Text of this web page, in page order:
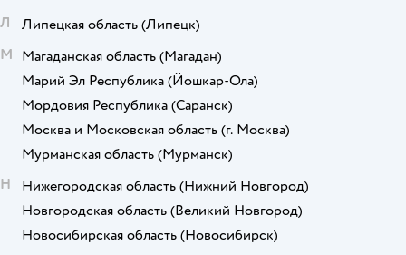
Л
Липецкая область (Липецк)
М Магаданская область (Магадан)
Марий Эл Республика (Йошкар-Ола)
Мордовия Республика (Саранск)
Москва и Московская область (г. Москва)
Мурманская область (Мурманск)
Н
Нижегородская область (Нижний Новгород)
Новгородская область (Великий Новгород)
Новосибирская область (Новосибирск)